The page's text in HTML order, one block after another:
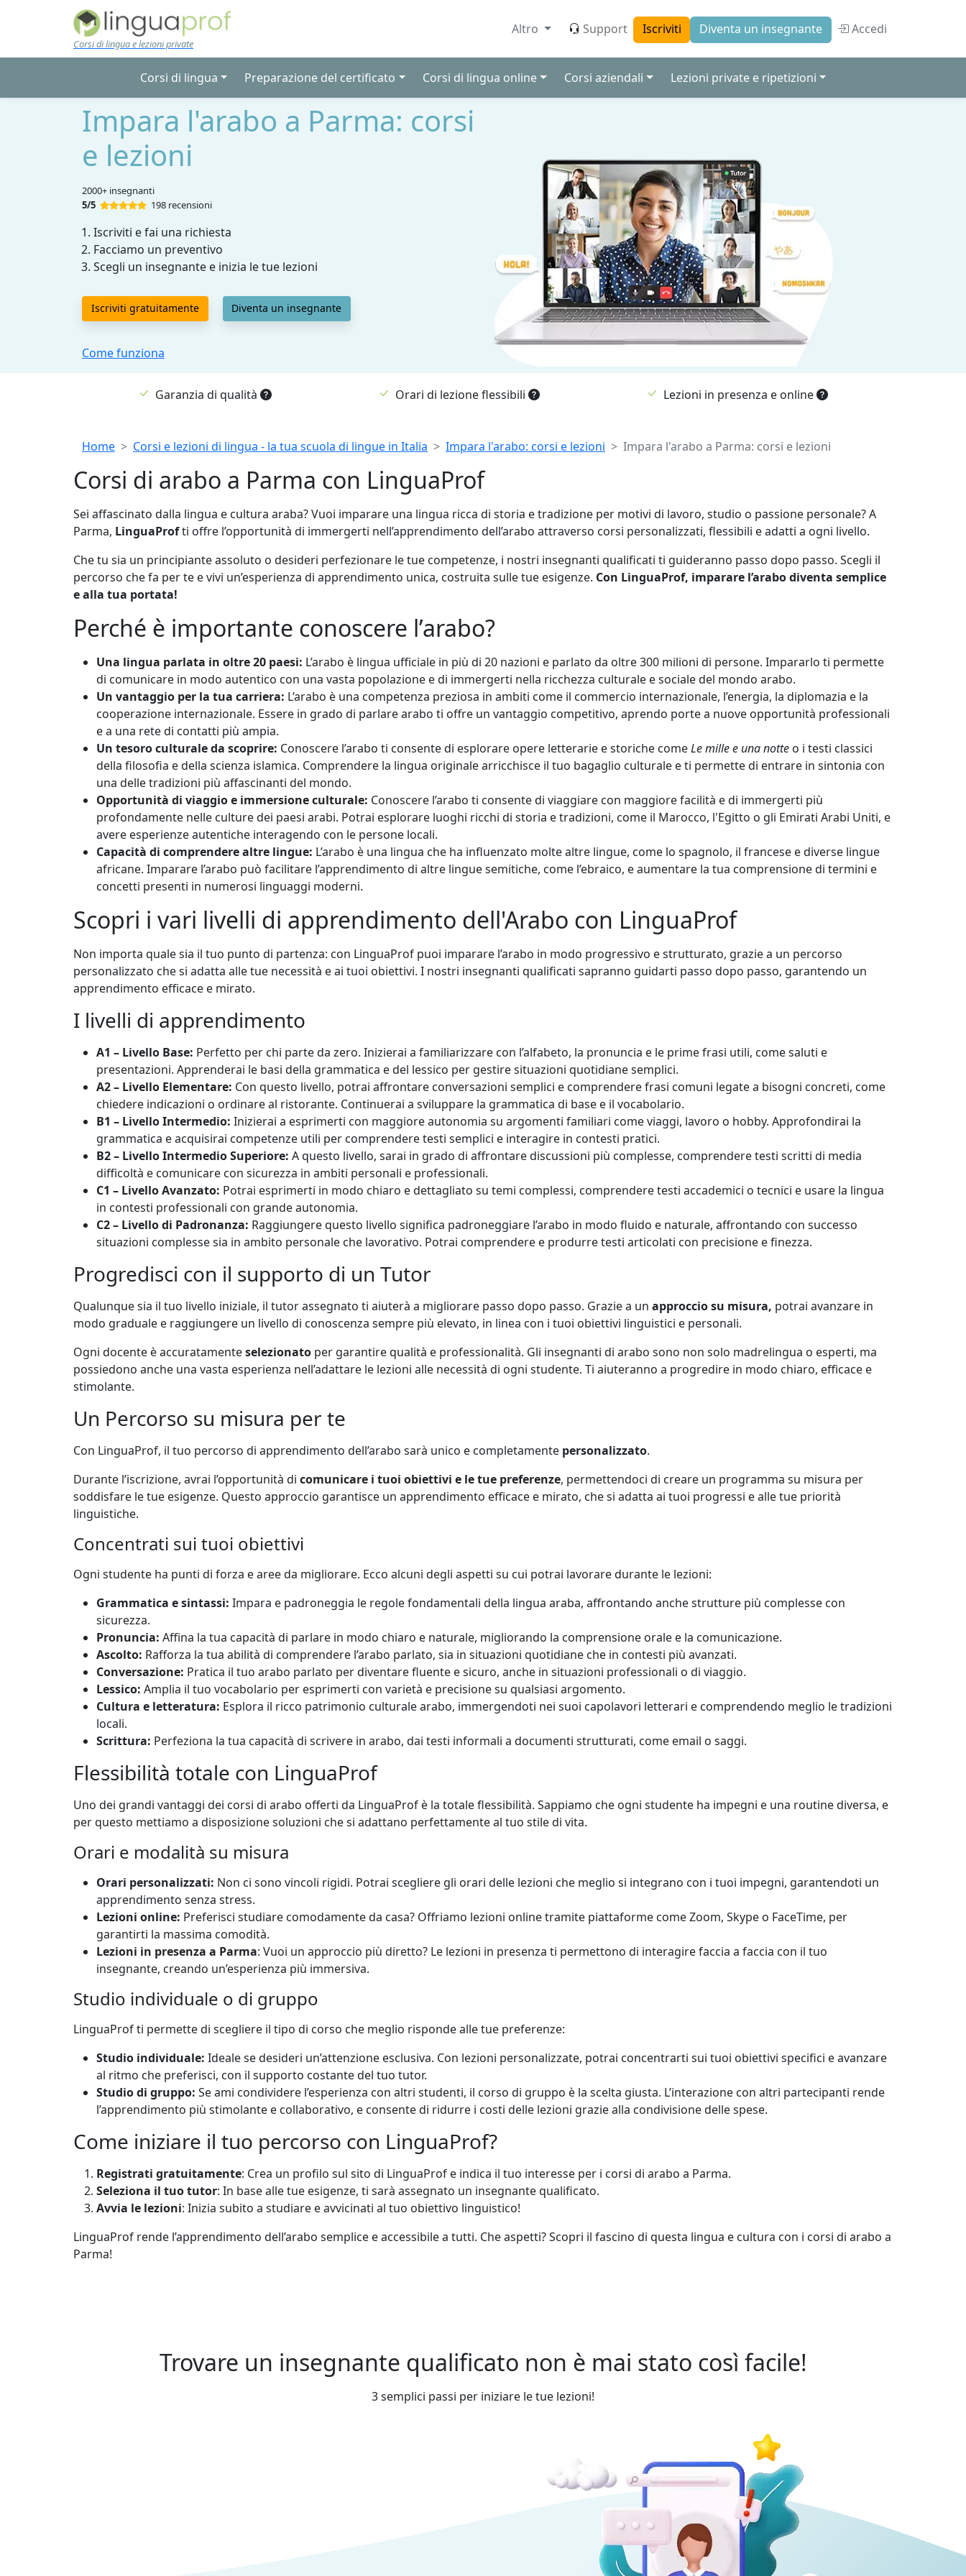
Skip to main content
Corsi di lingua e lezioni private
Altro Support Iscriviti Diventa un insegnante Accedi
Corsi di lingua Preparazione del certificato Corsi di lingua online Corsi aziendali Lezioni private e ripetizioni
Impara l'arabo a Parma: corsi
e lezioni
2000+ insegnanti
5/5
198 recensioni
Iscriviti e fai una richiesta
Facciamo un preventivo
Scegli un insegnante e inizia le tue lezioni
Iscriviti gratuitamente Diventa un insegnante
Come funziona
Garanzia di qualità Orari di lezione flessibili Lezioni in presenza e online
Breadcrumb
Home Corsi e lezioni di lingua - la tua scuola di lingue in Italia Impara l'arabo: corsi e lezioni Impara l'arabo a Parma: corsi e lezioni
Corsi di arabo a Parma con LinguaProf
Sei affascinato dalla lingua e cultura araba? Vuoi imparare una lingua ricca di storia e tradizione per motivi di lavoro, studio o passione personale? A
Parma, LinguaProfti offre l’opportunità di immergerti nell’apprendimento dell’arabo attraverso corsi personalizzati, flessibili e adatti a ogni livello.
Che tu sia un principiante assoluto o desideri perfezionare le tue competenze, i nostri insegnanti qualificati ti guideranno passo dopo passo. Scegli il
percorso che fa per te e vivi un’esperienza di apprendimento unica, costruita sulle tue esigenze. Con LinguaProf, imparare l’arabo diventa semplice
e alla tua portata!
Perché è importante conoscere l’arabo?
Una lingua parlata in oltre 20 paesi: L’arabo è lingua ufficiale in più di 20 nazioni e parlato da oltre 300 milioni di persone. Impararlo ti permette
di comunicare in modo autentico con una vasta popolazione e di immergerti nella ricchezza culturale e sociale del mondo arabo.
Un vantaggio per la tua carriera: L’arabo è una competenza preziosa in ambiti come il commercio internazionale, l’energia, la diplomazia e la
cooperazione internazionale. Essere in grado di parlare arabo ti offre un vantaggio competitivo, aprendo porte a nuove opportunità professionali
e a una rete di contatti più ampia.
Un tesoro culturale da scoprire: Conoscere l’arabo ti consente di esplorare opere letterarie e storiche comeLe mille e una notte o i testi classici
della filosofia e della scienza islamica. Comprendere la lingua originale arricchisce il tuo bagaglio culturale e ti permette di entrare in sintonia con
una delle tradizioni più affascinanti del mondo.
Opportunità di viaggio e immersione culturale: Conoscere l’arabo ti consente di viaggiare con maggiore facilità e di immergerti più
profondamente nelle culture dei paesi arabi. Potrai esplorare luoghi ricchi di storia e tradizioni, come il Marocco, l'Egitto o gli Emirati Arabi Uniti, e
avere esperienze autentiche interagendo con le persone locali.
Capacità di comprendere altre lingue: L’arabo è una lingua che ha influenzato molte altre lingue, come lo spagnolo, il francese e diverse lingue
africane. Imparare l’arabo può facilitare l’apprendimento di altre lingue semitiche, come l’ebraico, e aumentare la tua comprensione di termini e
concetti presenti in numerosi linguaggi moderni.
Scopri i vari livelli di apprendimento dell'Arabo con LinguaProf
Non importa quale sia il tuo punto di partenza: con LinguaProf puoi imparare l’arabo in modo progressivo e strutturato, grazie a un percorso
personalizzato che si adatta alle tue necessità e ai tuoi obiettivi. I nostri insegnanti qualificati sapranno guidarti passo dopo passo, garantendo un
apprendimento efficace e mirato.
I livelli di apprendimento
A1 – Livello Base: Perfetto per chi parte da zero. Inizierai a familiarizzare con l’alfabeto, la pronuncia e le prime frasi utili, come saluti e
presentazioni. Apprenderai le basi della grammatica e del lessico per gestire situazioni quotidiane semplici.
A2 – Livello Elementare: Con questo livello, potrai affrontare conversazioni semplici e comprendere frasi comuni legate a bisogni concreti, come
chiedere indicazioni o ordinare al ristorante. Continuerai a sviluppare la grammatica di base e il vocabolario.
B1 – Livello Intermedio: Inizierai a esprimerti con maggiore autonomia su argomenti familiari come viaggi, lavoro o hobby. Approfondirai la
grammatica e acquisirai competenze utili per comprendere testi semplici e interagire in contesti pratici.
B2 – Livello Intermedio Superiore: A questo livello, sarai in grado di affrontare discussioni più complesse, comprendere testi scritti di media
difficoltà e comunicare con sicurezza in ambiti personali e professionali.
C1 – Livello Avanzato: Potrai esprimerti in modo chiaro e dettagliato su temi complessi, comprendere testi accademici o tecnici e usare la lingua
in contesti professionali con grande autonomia.
C2 – Livello di Padronanza: Raggiungere questo livello significa padroneggiare l’arabo in modo fluido e naturale, affrontando con successo
situazioni complesse sia in ambito personale che lavorativo. Potrai comprendere e produrre testi articolati con precisione e finezza.
Progredisci con il supporto di un Tutor
Qualunque sia il tuo livello iniziale, il tutor assegnato ti aiuterà a migliorare passo dopo passo. Grazie a un approccio su misura, potrai avanzare in
modo graduale e raggiungere un livello di conoscenza sempre più elevato, in linea con i tuoi obiettivi linguistici e personali.
Ogni docente è accuratamenteselezionato per garantire qualità e professionalità. Gli insegnanti di arabo sono non solo madrelingua o esperti, ma
possiedono anche una vasta esperienza nell’adattare le lezioni alle necessità di ogni studente. Ti aiuteranno a progredire in modo chiaro, efficace e
stimolante.
Un Percorso su misura per te
Con LinguaProf, il tuo percorso di apprendimento dell’arabo sarà unico e completamente personalizzato.
Durante l’iscrizione, avrai l’opportunità di comunicare i tuoi obiettivi e le tue preferenze, permettendoci di creare un programma su misura per
soddisfare le tue esigenze. Questo approccio garantisce un apprendimento efficace e mirato, che si adatta ai tuoi progressi e alle tue priorità
linguistiche.
Concentrati sui tuoi obiettivi
Ogni studente ha punti di forza e aree da migliorare. Ecco alcuni degli aspetti su cui potrai lavorare durante le lezioni:
Grammatica e sintassi: Impara e padroneggia le regole fondamentali della lingua araba, affrontando anche strutture più complesse con
sicurezza.
Pronuncia: Affina la tua capacità di parlare in modo chiaro e naturale, migliorando la comprensione orale e la comunicazione.
Ascolto: Rafforza la tua abilità di comprendere l’arabo parlato, sia in situazioni quotidiane che in contesti più avanzati.
Conversazione: Pratica il tuo arabo parlato per diventare fluente e sicuro, anche in situazioni professionali o di viaggio.
Lessico: Amplia il tuo vocabolario per esprimerti con varietà e precisione su qualsiasi argomento.
Cultura e letteratura: Esplora il ricco patrimonio culturale arabo, immergendoti nei suoi capolavori letterari e comprendendo meglio le tradizioni
locali.
Scrittura: Perfeziona la tua capacità di scrivere in arabo, dai testi informali a documenti strutturati, come email o saggi.
Flessibilità totale con LinguaProf
Uno dei grandi vantaggi dei corsi di arabo offerti da LinguaProf è la totale flessibilità. Sappiamo che ogni studente ha impegni e una routine diversa, e
per questo mettiamo a disposizione soluzioni che si adattano perfettamente al tuo stile di vita.
Orari e modalità su misura
Orari personalizzati: Non ci sono vincoli rigidi. Potrai scegliere gli orari delle lezioni che meglio si integrano con i tuoi impegni, garantendoti un
apprendimento senza stress.
Lezioni online: Preferisci studiare comodamente da casa? Offriamo lezioni online tramite piattaforme come Zoom, Skype o FaceTime, per
garantirti la massima comodità.
Lezioni in presenza a Parma: Vuoi un approccio più diretto? Le lezioni in presenza ti permettono di interagire faccia a faccia con il tuo
insegnante, creando un’esperienza più immersiva.
Studio individuale o di gruppo
LinguaProf ti permette di scegliere il tipo di corso che meglio risponde alle tue preferenze:
Studio individuale: Ideale se desideri un’attenzione esclusiva. Con lezioni personalizzate, potrai concentrarti sui tuoi obiettivi specifici e avanzare
al ritmo che preferisci, con il supporto costante del tuo tutor.
Studio di gruppo: Se ami condividere l’esperienza con altri studenti, il corso di gruppo è la scelta giusta. L’interazione con altri partecipanti rende
l’apprendimento più stimolante e collaborativo, e consente di ridurre i costi delle lezioni grazie alla condivisione delle spese.
Come iniziare il tuo percorso con LinguaProf?
Registrati gratuitamente: Crea un profilo sul sito di LinguaProf e indica il tuo interesse per i corsi di arabo a Parma.
Seleziona il tuo tutor: In base alle tue esigenze, ti sarà assegnato un insegnante qualificato.
Avvia le lezioni: Inizia subito a studiare e avvicinati al tuo obiettivo linguistico!
LinguaProf rende l’apprendimento dell’arabo semplice e accessibile a tutti. Che aspetti? Scopri il fascino di questa lingua e cultura con i corsi di arabo a
Parma!
Trovare un insegnante qualificato non è mai stato così facile!
3 semplici passi per iniziare le tue lezioni!